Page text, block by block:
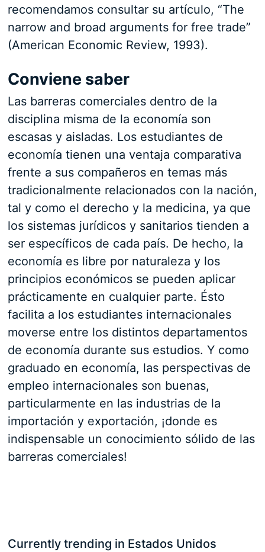
recomendamos consultar su artículo, “The
narrow and broad arguments for free trade”
(American Economic Review, 1993).
Conviene saber
Las barreras comerciales dentro de la
disciplina misma de la economía son
escasas y aisladas. Los estudiantes de
economía tienen una ventaja comparativa
frente a sus compañeros en temas más
tradicionalmente relacionados con la nación,
tal y como el derecho y la medicina, ya que
los sistemas jurídicos y sanitarios tienden a
ser específicos de cada país. De hecho, la
economía es libre por naturaleza y los
principios económicos se pueden aplicar
prácticamente en cualquier parte. Ésto
facilita a los estudiantes internacionales
moverse entre los distintos departamentos
de economía durante sus estudios. Y como
graduado en economía, las perspectivas de
empleo internacionales son buenas,
particularmente en las industrias de la
importación y exportación, ¡donde es
indispensable un conocimiento sólido de las
barreras comerciales!
Currently trending in Estados Unidos